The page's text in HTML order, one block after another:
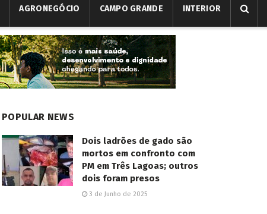
AGRONEGÓCIO CAMPO GRANDE INTERIOR
POPULAR NEWS
Dois ladrões de gado são
mortos em confronto com
PM em Três Lagoas; outros
dois foram presos
3 de Junho de 2025